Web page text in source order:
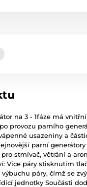
na 3 - 1fáze má
provozu parního
usazeniny a
parní
stmívač, větrání a
Více páry stisknutím
páry, čímž se
jednotky Součásti